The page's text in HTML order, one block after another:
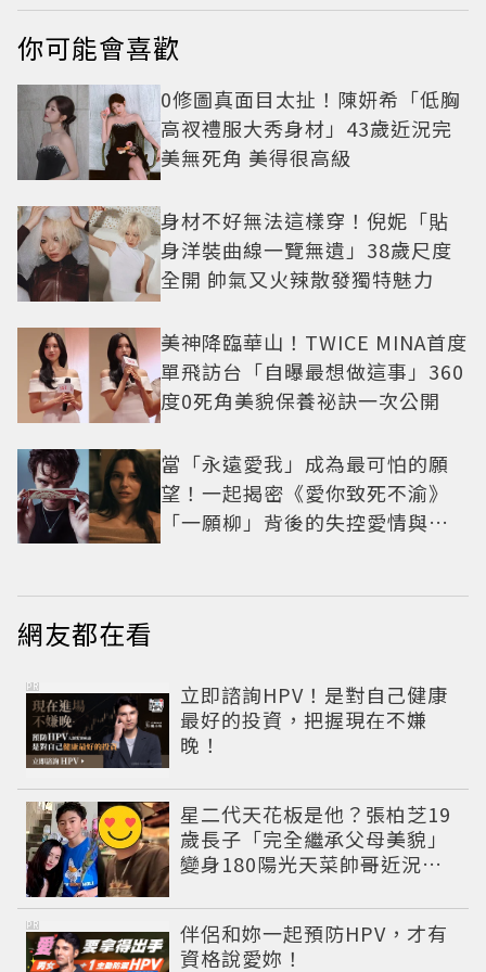
你可能會喜歡
0修圖真面目太扯！陳妍希「低胸
高衩禮服大秀身材」43歲近況完
美無死角 美得很高級
身材不好無法這樣穿！倪妮「貼
身洋裝曲線一覽無遺」38歲尺度
全開 帥氣又火辣散發獨特魅力
美神降臨華山！TWICE MINA首度
單飛訪台「自曝最想做這事」360
度0死角美貌保養祕訣一次公開
當「永遠愛我」成為最可怕的願
望！一起揭密《愛你致死不渝》
「一願柳」背後的失控愛情與爆
網友都在看
立即諮詢HPV！是對自己健康
最好的投資，把握現在不嫌
晚！
PR
星二代天花板是他？張柏芝19
歲長子「完全繼承父母美貌」
變身180陽光天菜帥哥近況曝
伴侶和妳一起預防HPV，才有
資格說愛妳！
PR